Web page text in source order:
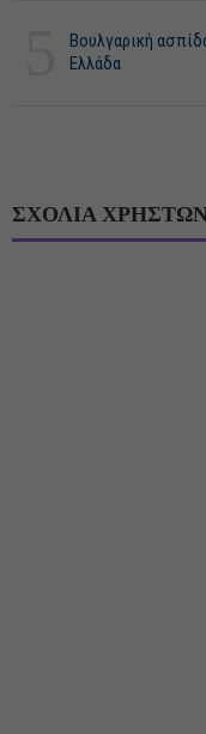
Βουλγαρική
Ελλάδα
ΣΧΟΛΙΑ